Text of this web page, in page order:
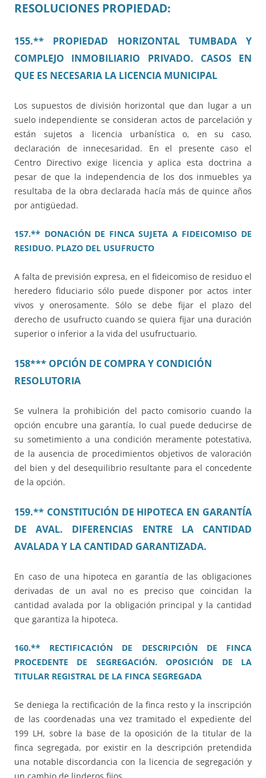
RESOLUCIONES PROPIEDAD:
155.** PROPIEDAD HORIZONTAL TUMBADA Y
COMPLEJO INMOBILIARIO PRIVADO. CASOS EN
QUE ES NECESARIA LA LICENCIA MUNICIPAL
Los supuestos de división horizontal que dan lugar a un
suelo independiente se consideran actos de parcelación y
están sujetos a licencia urbanística o, en su caso,
declaración de innecesaridad. En el presente caso el
Centro Directivo exige licencia y aplica esta doctrina a
pesar de que la independencia de los dos inmuebles ya
resultaba de la obra declarada hacía más de quince años
por antigüedad.
157.** DONACIÓN DE FINCA SUJETA A FIDEICOMISO DE
RESIDUO. PLAZO DEL USUFRUCTO
A falta de previsión expresa, en el fideicomiso de residuo el
heredero fiduciario sólo puede disponer por actos inter
vivos y onerosamente. Sólo se debe fijar el plazo del
derecho de usufructo cuando se quiera fijar una duración
superior o inferior a la vida del usufructuario.
158*** OPCIÓN DE COMPRA Y CONDICIÓN
RESOLUTORIA
Se vulnera la prohibición del pacto comisorio cuando la
opción encubre una garantía, lo cual puede deducirse de
su sometimiento a una condición meramente potestativa,
de la ausencia de procedimientos objetivos de valoración
del bien y del desequilibrio resultante para el concedente
de la opción.
159.** CONSTITUCIÓN DE HIPOTECA EN GARANTÍA
DE AVAL. DIFERENCIAS ENTRE LA CANTIDAD
AVALADA Y LA CANTIDAD GARANTIZADA.
En caso de una hipoteca en garantía de las obligaciones
derivadas de un aval no es preciso que coincidan la
cantidad avalada por la obligación principal y la cantidad
que garantiza la hipoteca.
160.** RECTIFICACIÓN DE DESCRIPCIÓN DE FINCA
PROCEDENTE DE SEGREGACIÓN. OPOSICIÓN DE LA
TITULAR REGISTRAL DE LA FINCA SEGREGADA
Se deniega la rectificación de la finca resto y la inscripción
de las coordenadas una vez tramitado el expediente del
199 LH, sobre la base de la oposición de la titular de la
finca segregada, por existir en la descripción pretendida
una notable discordancia con la licencia de segregación y